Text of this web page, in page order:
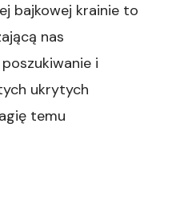
bajkowej krainie to
nas
i
ukrytych
temu